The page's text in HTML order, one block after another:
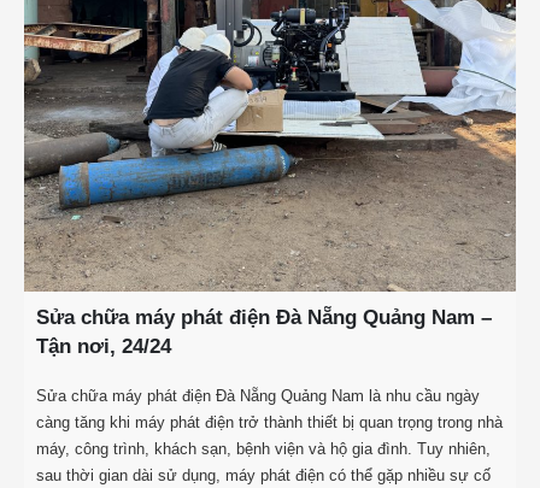
Sửa chữa máy phát điện Đà Nẵng Quảng Nam –
Tận nơi, 24/24
Sửa chữa máy phát điện Đà Nẵng Quảng Nam là nhu cầu ngày
càng tăng khi máy phát điện trở thành thiết bị quan trọng trong nhà
máy, công trình, khách sạn, bệnh viện và hộ gia đình. Tuy nhiên,
sau thời gian dài sử dụng, máy phát điện có thể gặp nhiều sự cố